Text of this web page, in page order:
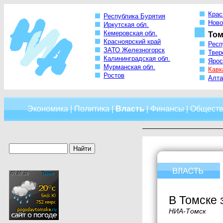
Республика Бурятия
Иркутская обл.
Кемеровская обл.
Красноярский край
ЗАТО Железногорск
Калининградская обл.
Мурманская обл.
Ростов
Экономика|Политика|Власть|Финансы|
В Томске
НИА-Томск